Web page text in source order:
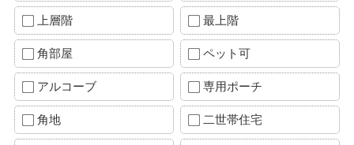
上層階 最上階
角部屋 ペット可
アルコーブ 専用ポーチ
角地 二世帯住宅